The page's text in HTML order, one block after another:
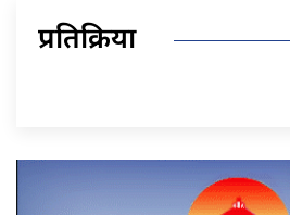
प्रतिक्रिया